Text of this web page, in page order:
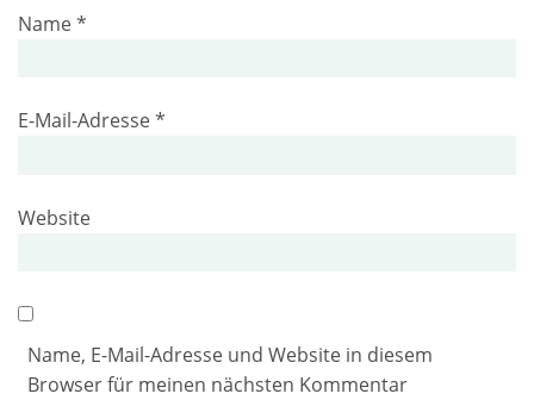
Name*
E-Mail-Adresse*
Website
Name, E-Mail-Adresse und Website in diesem
Browser für meinen nächsten Kommentar